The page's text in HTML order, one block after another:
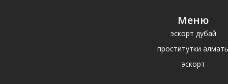
Меню
эскорт дубай
проститутки
эскорт